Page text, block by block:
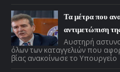
Τα μέτρα που
αντιμετώπιση
Αυστηρή
όλων των καταγγελιών που
βίας ανακοίνωσε το